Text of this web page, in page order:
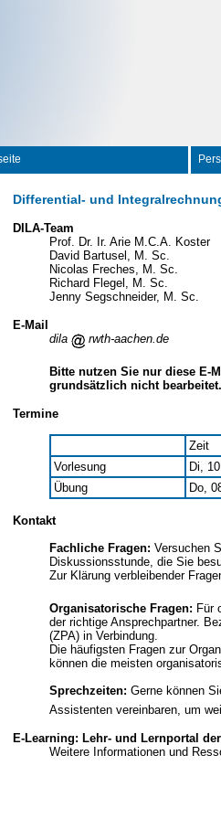
Differential- und
DILA-Team
Prof. Dr. Ir. Arie M.C.A. Koster
David Bartusel, M. Sc.
Nicolas Freches, M. Sc.
Richard Flegel, M. Sc.
Jenny Segschneider, M. Sc.
E-Mail
dila
rwth-aachen.de
Bitte nutzen Sie nur diese E-
grundsätzlich nicht bearbeitet.
Termine
Zeit
Vorlesung
Di,
Übung
Do,
Kontakt
Fachliche Fragen: Versuchen
Diskussionsstunde, die Sie
Zur Klärung verbleibender
Organisatorische Fragen: Für
der richtige Ansprechpartner.
(ZPA) in Verbindung.
Die häufigsten Fragen zur
können die meisten
Sprechzeiten: Gerne können
Assistenten vereinbaren, um
E-Learning: Lehr- und Lernportal
Weitere Informationen und